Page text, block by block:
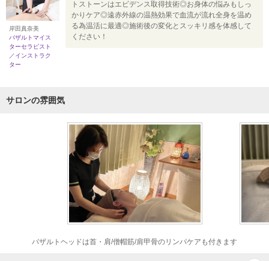
岸田真奈美
バザルトマイス
ターセラピスト
／インストラク
ター
トストーンはエビデンス取得技術◎お身体の悩みもしっ
かりケア◎遠赤外線の温熱効果で血流が流れ全身を温め
る為温活に最適◎施術後の変化とスッキリ感を体感して
ください！
サロンの雰囲気
バザルトヘッドは首・肩/僧帽筋/肩甲骨のリンパケアも付きます